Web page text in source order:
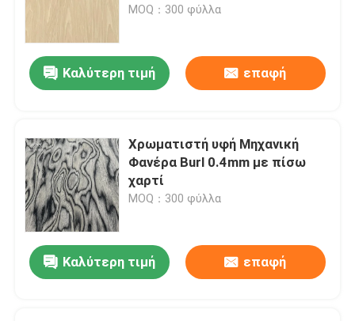
MOQ：300 φύλλα
Καλύτερη τιμή επαφή
Χρωματιστή υφή Μηχανική
Φανέρα Burl 0.4mm με πίσω
χαρτί
MOQ：300 φύλλα
Καλύτερη τιμή επαφή